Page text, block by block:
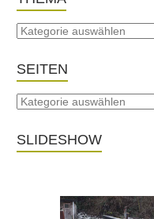
SEITEN
SLIDESHOW